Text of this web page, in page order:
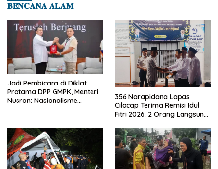
𝐁𝐄𝐍𝐂𝐀𝐍𝐀 𝐀𝐋𝐀𝐌
Jadi Pembicara di Diklat
Pratama DPP GMPK, Menteri
Nusron: Nasionalisme
356 Narapidana Lapas
Cilacap Terima Remisi Idul
Fitri 2026. 2 Orang Langsung